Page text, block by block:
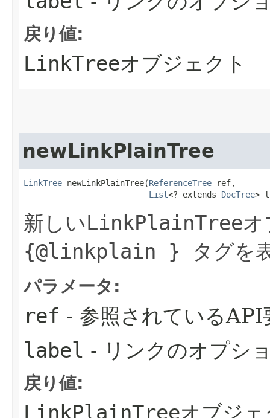
戻り値:
LinkTreeオブジェクト
newLinkPlainTree
LinkTree newLinkPlainTree​(ReferenceTree ref,
List<? extends DocTree>
新しいLinkPlainTreeオ
{@linkplain } タグを
パラメータ:
ref - 参照されているAPI
label - リンクのオプシ
戻り値:
オブジ